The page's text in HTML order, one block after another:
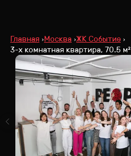
Главная Москва ЖК Событие
3-х комнатная квартира, 70.5 м²